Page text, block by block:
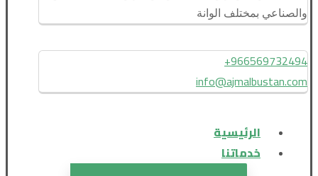
والصناعي بمختلف الوانة
966569732494+
info@ajmalbustan.com
الرئيسية
خدماتنا